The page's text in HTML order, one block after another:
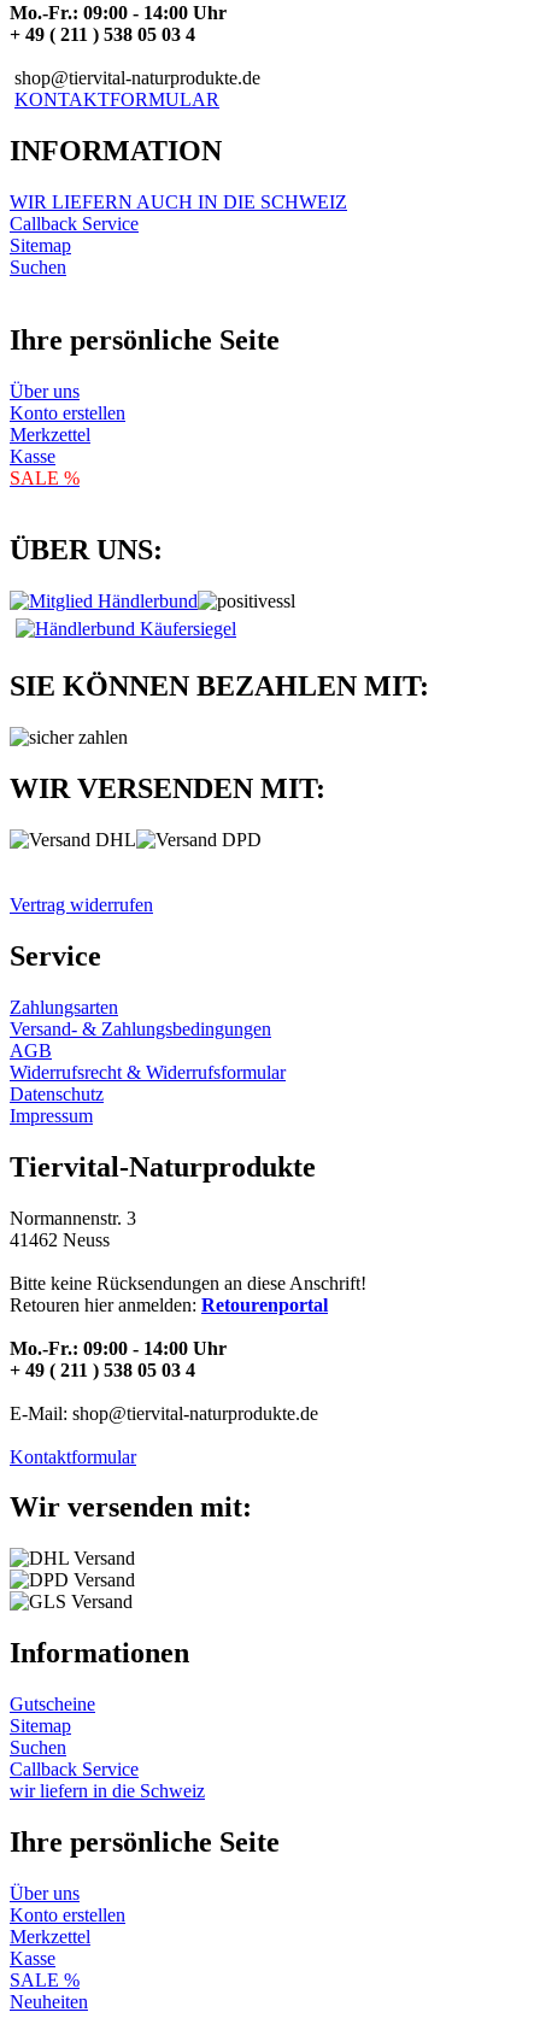
Mo.-Fr.: 09:00 - 14:00 Uhr
+ 49 ( 211 ) 538 05 03 4
shop@tiervital-naturprodukte.de
KONTAKTFORMULAR
INFORMATION
WIR LIEFERN AUCH IN DIE SCHWEIZ
Callback Service
Sitemap
Suchen
Ihre persönliche Seite
Über uns
Konto erstellen
Merkzettel
Kasse
SALE %
ÜBER UNS:
SIE KÖNNEN BEZAHLEN MIT:
WIR VERSENDEN MIT:
Vertrag widerrufen
Service
Zahlungsarten
Versand- & Zahlungsbedingungen
AGB
Widerrufsrecht & Widerrufsformular
Datenschutz
Impressum
Tiervital-Naturprodukte
Normannenstr. 3
41462 Neuss
Bitte keine Rücksendungen an diese Anschrift!
Retouren hier anmelden: Retourenportal
Mo.-Fr.: 09:00 - 14:00 Uhr
+ 49 ( 211 ) 538 05 03 4
E-Mail: shop@tiervital-naturprodukte.de
Kontaktformular
Wir versenden mit:
Informationen
Gutscheine
Sitemap
Suchen
Callback Service
wir liefern in die Schweiz
Ihre persönliche Seite
Über uns
Konto erstellen
Merkzettel
Kasse
SALE %
Neuheiten